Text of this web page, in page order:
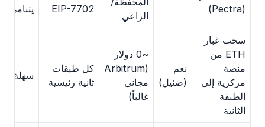
(Pectra)
الراعي
EIP-7702
يتنامى)
سحب غبار
ETH من
منصة
مركزية إلى
الطبقة
الثانية
نعم
(ضئيل)
~0 دولار
(Arbitrum
مجاني
غالباً)
كل طبقات
ثانية رئيسية
سهلة